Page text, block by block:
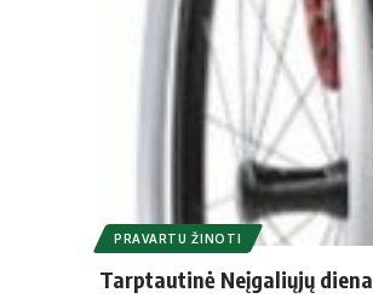
PRAVARTU ŽINOTI
Tarptautinė Neįgaliųjų diena